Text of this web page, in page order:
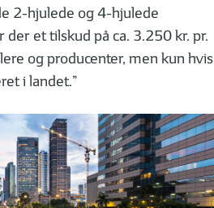
2-hjulede og 4-hjulede
der et tilskud på ca. 3.250 kr. pr.
og producenter, men kun hvis
i landet.”